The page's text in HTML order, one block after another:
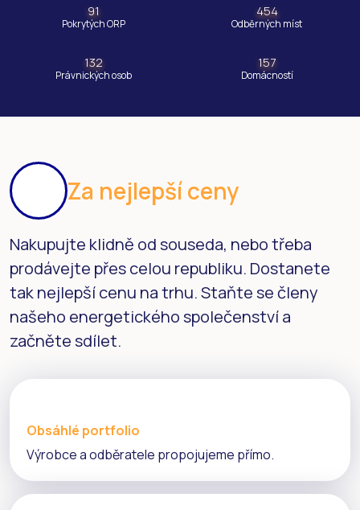
91
Pokrytých ORP
454
Odběrných míst
132
Právnických osob
157
Domácností
Za nejlepší ceny
Nakupujte klidně od souseda, nebo třeba
prodávejte přes celou republiku. Dostanete
tak nejlepší cenu na trhu. Staňte se členy
našeho energetického společenství a
začněte sdílet.
Obsáhlé portfolio
Výrobce a odběratele propojujeme přímo.